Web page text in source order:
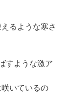
るような寒さ
すような激ア
いているの